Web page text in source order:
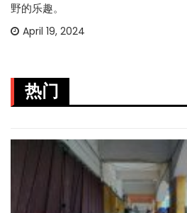
野的乐趣。
April 19, 2024
热门